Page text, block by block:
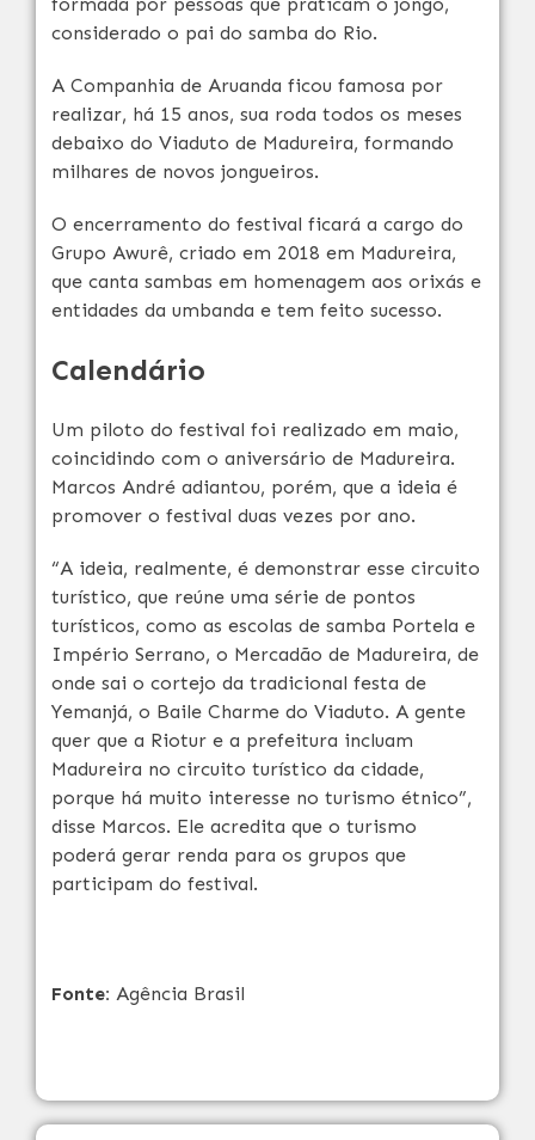
considerado o pai do samba do Rio.
A Companhia de Aruanda ficou famosa por
realizar, há 15 anos, sua roda todos os meses
debaixo do Viaduto de Madureira, formando
milhares de novos jongueiros.
O encerramento do festival ficará a cargo do
Grupo Awurê, criado em 2018 em Madureira,
que canta sambas em homenagem aos orixás e
entidades da umbanda e tem feito sucesso.
Calendário
Um piloto do festival foi realizado em maio,
coincidindo com o aniversário de Madureira.
Marcos André adiantou, porém, que a ideia é
promover o festival duas vezes por ano.
“A ideia, realmente, é demonstrar esse circuito
turístico, que reúne uma série de pontos
turísticos, como as escolas de samba Portela e
Império Serrano, o Mercadão de Madureira, de
onde sai o cortejo da tradicional festa de
Yemanjá, o Baile Charme do Viaduto. A gente
quer que a Riotur e a prefeitura incluam
Madureira no circuito turístico da cidade,
porque há muito interesse no turismo étnico”,
disse Marcos. Ele acredita que o turismo
poderá gerar renda para os grupos que
participam do festival.
Fonte: Agência Brasil